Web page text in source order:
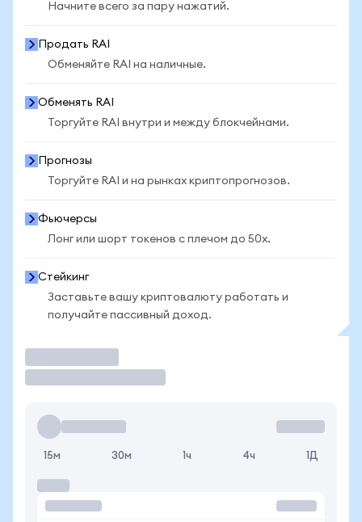
Начните всего за пару нажатий.
Продать RAI
Обменяйте RAI на наличные.
Обменять RAI
Торгуйте RAI внутри и между блокчейнами.
Прогнозы
Торгуйте RAI и на рынках криптопрогнозов.
Фьючерсы
Лонг или шорт токенов с плечом до 50x.
Стейкинг
Заставьте вашу криптовалюту работать и
получайте пассивный доход.
15м 30м 1ч 4ч 1Д